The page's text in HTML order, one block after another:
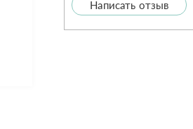
Написать отзыв